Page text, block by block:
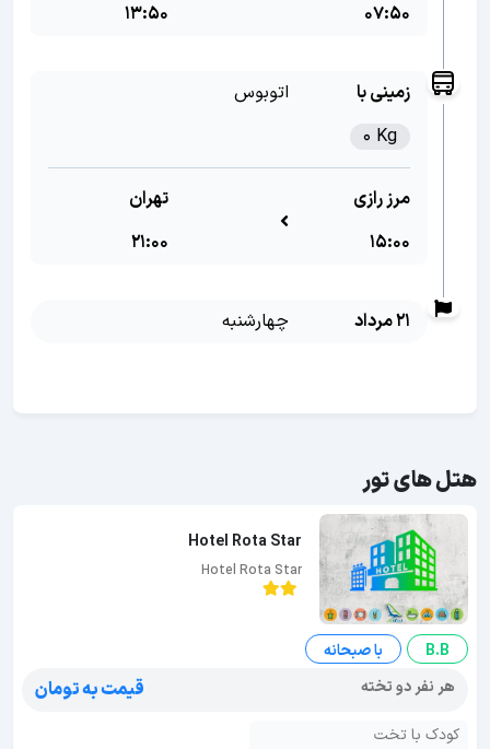
07:50
13:50
زمینی با
اتوبوس
0 Kg
مرز رازی
15:00
تهران
21:00
21 مرداد چهارشنبه
هتل های تور
Hotel Rota Star
Hotel Rota Star
B.B
با صبحانه
هر نفر دو تخته
قیمت به تومان
کودک با تخت